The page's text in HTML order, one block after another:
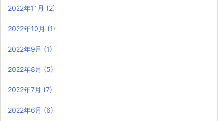
2022年11月 (2)
2022年10月 (1)
2022年9月 (1)
2022年8月 (5)
2022年7月 (7)
2022年6月 (6)